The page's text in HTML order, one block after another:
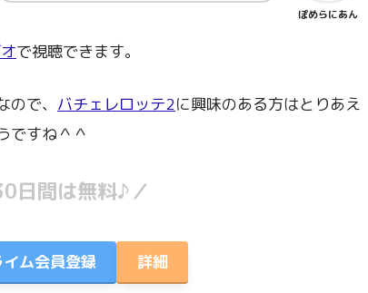
ぽめらにあん
で視聴できます。
ので、 バチェレロッテ2に興味のある方はとりあえ
ですね＾＾
日間は無料♪／
ム会員登録 詳細